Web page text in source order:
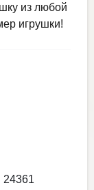
из любой
игрушки!